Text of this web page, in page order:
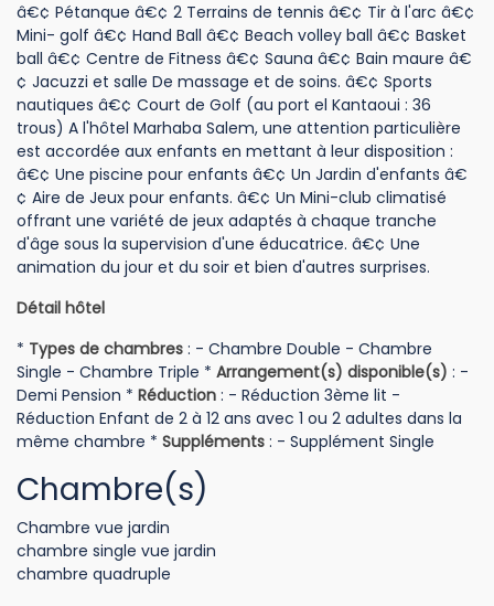
â€¢ Pétanque â€¢ 2 Terrains de tennis â€¢ Tir à l'arc â€¢
Mini- golf â€¢ Hand Ball â€¢ Beach volley ball â€¢ Basket
ball â€¢ Centre de Fitness â€¢ Sauna â€¢ Bain maure â€
¢ Jacuzzi et salle De massage et de soins. â€¢ Sports
nautiques â€¢ Court de Golf (au port el Kantaoui : 36
trous) A l'hôtel Marhaba Salem, une attention particulière
est accordée aux enfants en mettant à leur disposition :
â€¢ Une piscine pour enfants â€¢ Un Jardin d'enfants â€
¢ Aire de Jeux pour enfants. â€¢ Un Mini-club climatisé
offrant une variété de jeux adaptés à chaque tranche
d'âge sous la supervision d'une éducatrice. â€¢ Une
animation du jour et du soir et bien d'autres surprises.
Détail hôtel
* Types de chambres : - Chambre Double - Chambre
Single - Chambre Triple * Arrangement(s) disponible(s) : -
Demi Pension * Réduction : - Réduction 3ème lit -
Réduction Enfant de 2 à 12 ans avec 1 ou 2 adultes dans la
même chambre * Suppléments : - Supplément Single
Chambre(s)
Chambre vue jardin
chambre single vue jardin
chambre quadruple